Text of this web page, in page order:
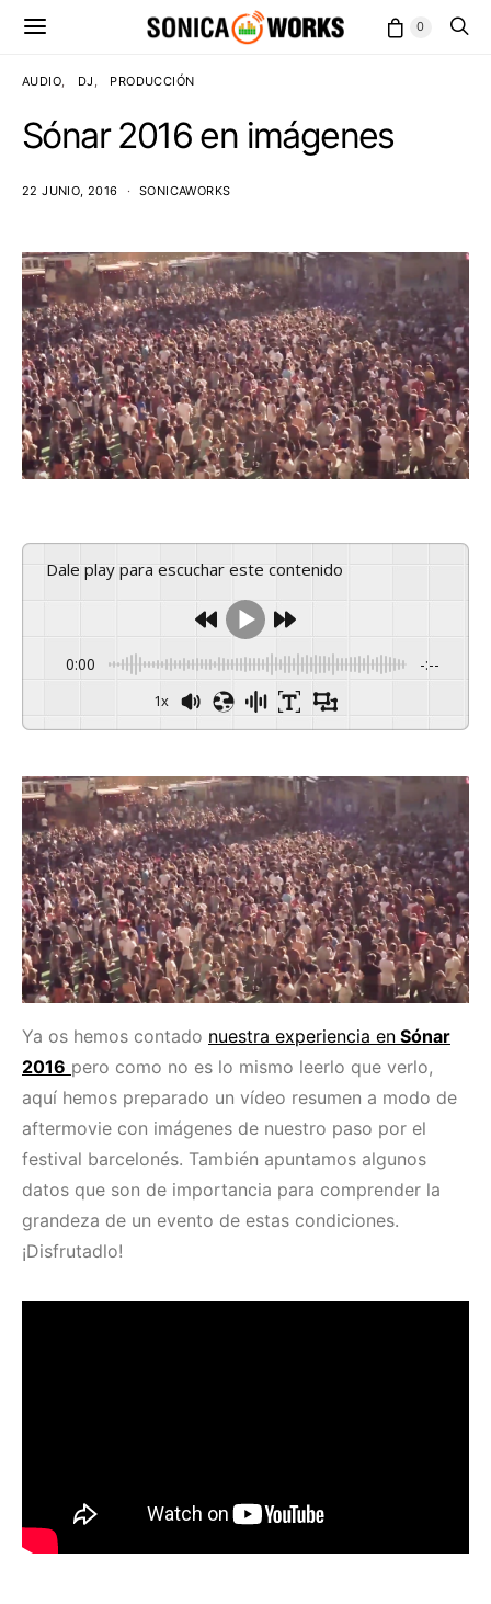
0
AUDIO DJ PRODUCCIÓN
Sónar 2016 en imágenes
22 JUNIO, 2016 SONICAWORKS
Dale play para escuchar este contenido
0:00 -:--
1x
Ya os hemos contado nuestra experiencia en Sónar
2016 pero como no es lo mismo leerlo que verlo,
aquí hemos preparado un vídeo resumen a modo de
aftermovie con imágenes de nuestro paso por el
festival barcelonés. También apuntamos algunos
datos que son de importancia para comprender la
grandeza de un evento de estas condiciones.
¡Disfrutadlo!